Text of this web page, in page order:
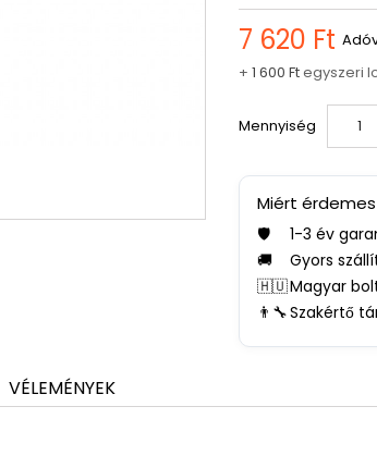
7 620 Ft
+ 1 600 Ftegyszeri
Mennyiség
Miért
🛡️
1-3 év
🚚
Gyors
🇭🇺Magyar
👨‍🔧Szakértő
VÉLEMÉNYEK